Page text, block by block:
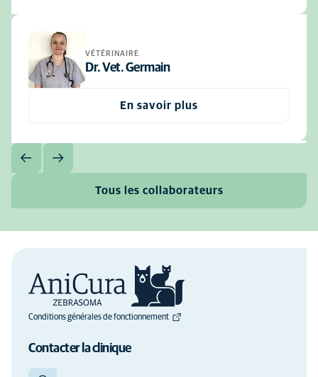
VÉTÉRINAIRE
Dr. Vet. Germain
En savoir plus
Tous les collaborateurs
Conditions générales de fonctionnement
Contacter la clinique